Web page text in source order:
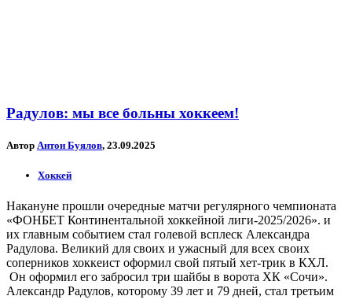
Радулов: мы все больны хоккеем!
Автор Антон Буялов, 23.09.2025
Хоккей
Накануне прошли очередные матчи регулярного чемпионата
«ФОНБЕТ Континентальной хоккейной лиги-2025/2026». и
их главным событием стал голевой всплеск Александра
Радулова. Великий для своих и ужасный для всех своих
соперников хоккеист оформил свой пятый хет-трик в КХЛ.
Он оформил его забросил три шайбы в ворота ХК «Сочи».
Александр Радулов, которому 39 лет и 79 дней, стал третьим